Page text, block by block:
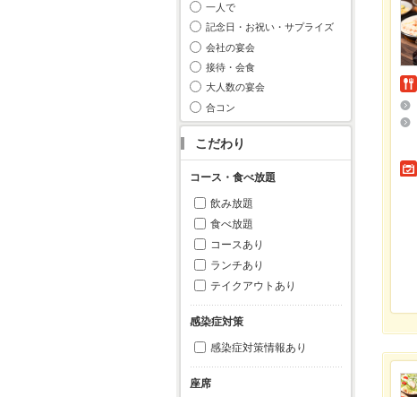
一人で
記念日・お祝い・サプライズ
会社の宴会
接待・会食
大人数の宴会
合コン
こだわり
コース・食べ放題
飲み放題
食べ放題
コースあり
ランチあり
テイクアウトあり
感染症対策
感染症対策情報あり
座席